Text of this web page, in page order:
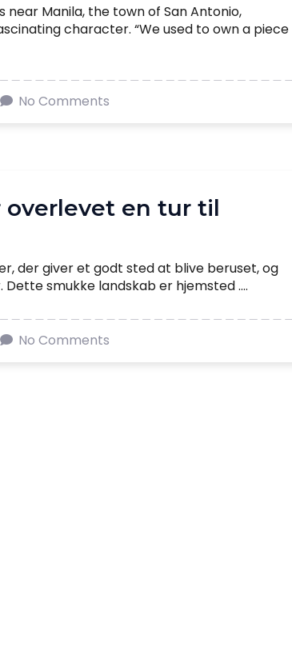
Manila, the town of San Antonio,
character. “We used to own a piece
No Comments
overlevet en tur til
der giver et godt sted at blive beruset, og
smukke landskab er hjemsted ....
No Comments